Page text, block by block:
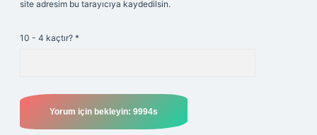
site adresim bu tarayıcıya kaydedilsin.
10 - 4 kaçtır? *